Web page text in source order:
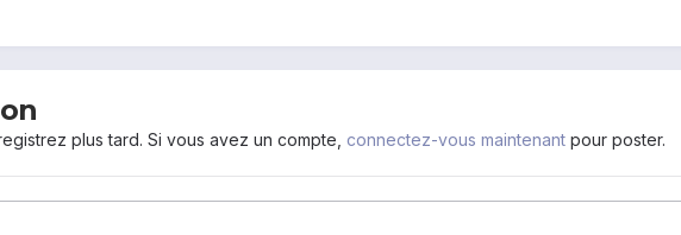
plus tard. Si vous avez un compte, connectez-vous maintenant pour poster.